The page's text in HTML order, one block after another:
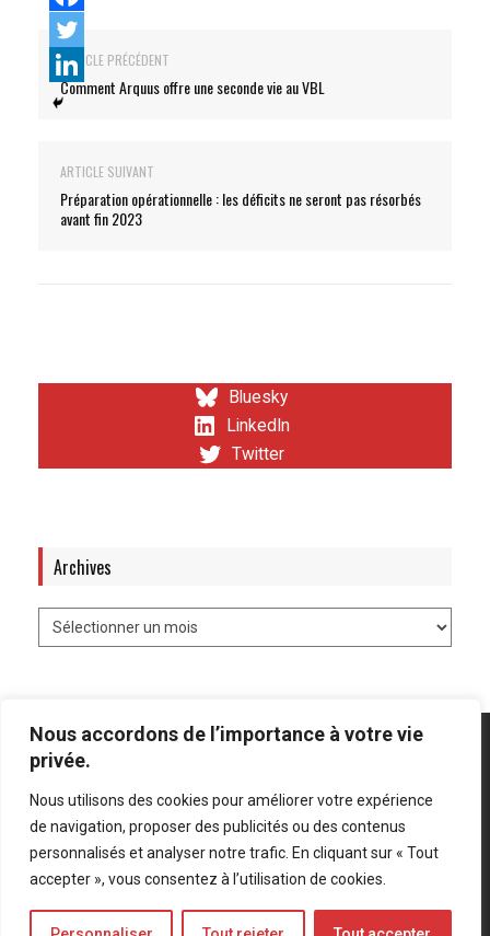
Nous accordons de l’importance à votre vie
privée.
Nous utilisons des cookies pour améliorer votre expérience
de navigation, proposer des publicités ou des contenus
personnalisés et analyser notre trafic. En cliquant sur « Tout
accepter », vous consentez à l’utilisation de cookies.
ARTICLE PRÉCÉDENT
Comment Arquus offre une seconde vie au VBL
ARTICLE SUIVANT
Préparation opérationnelle : les déficits ne seront pas résorbés
avant fin 2023
Bluesky
LinkedIn
Twitter
Archives
Mentions légales Politique de confidentialité
Bluesky
LinkedIn
Twitter